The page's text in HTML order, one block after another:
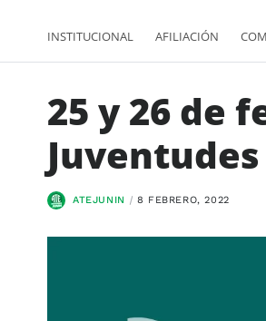
INSTITUCIONAL AFILIACIÓN
25 y 26 de
ATEJUNIN 8 FEBRERO, 2022